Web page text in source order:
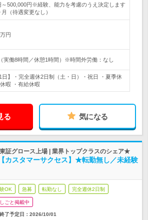
～500,000円※経験、能力を考慮のうえ決定します
（待遇変更なし）
円
実働8時間／休憩1時間）※時間外労働：なし
日】・完全週休2日制（土・日）・祝日 ・夏季休
暇 ・有給休暇
る 気になる
証グロース上場 | 業界トップクラスのシェア★
カスタマーサクセス】★転勤無し／未経験
OK 急募 転勤なし 完全週休2日制
ごと掲載中
終了予定日： 2026/10/01